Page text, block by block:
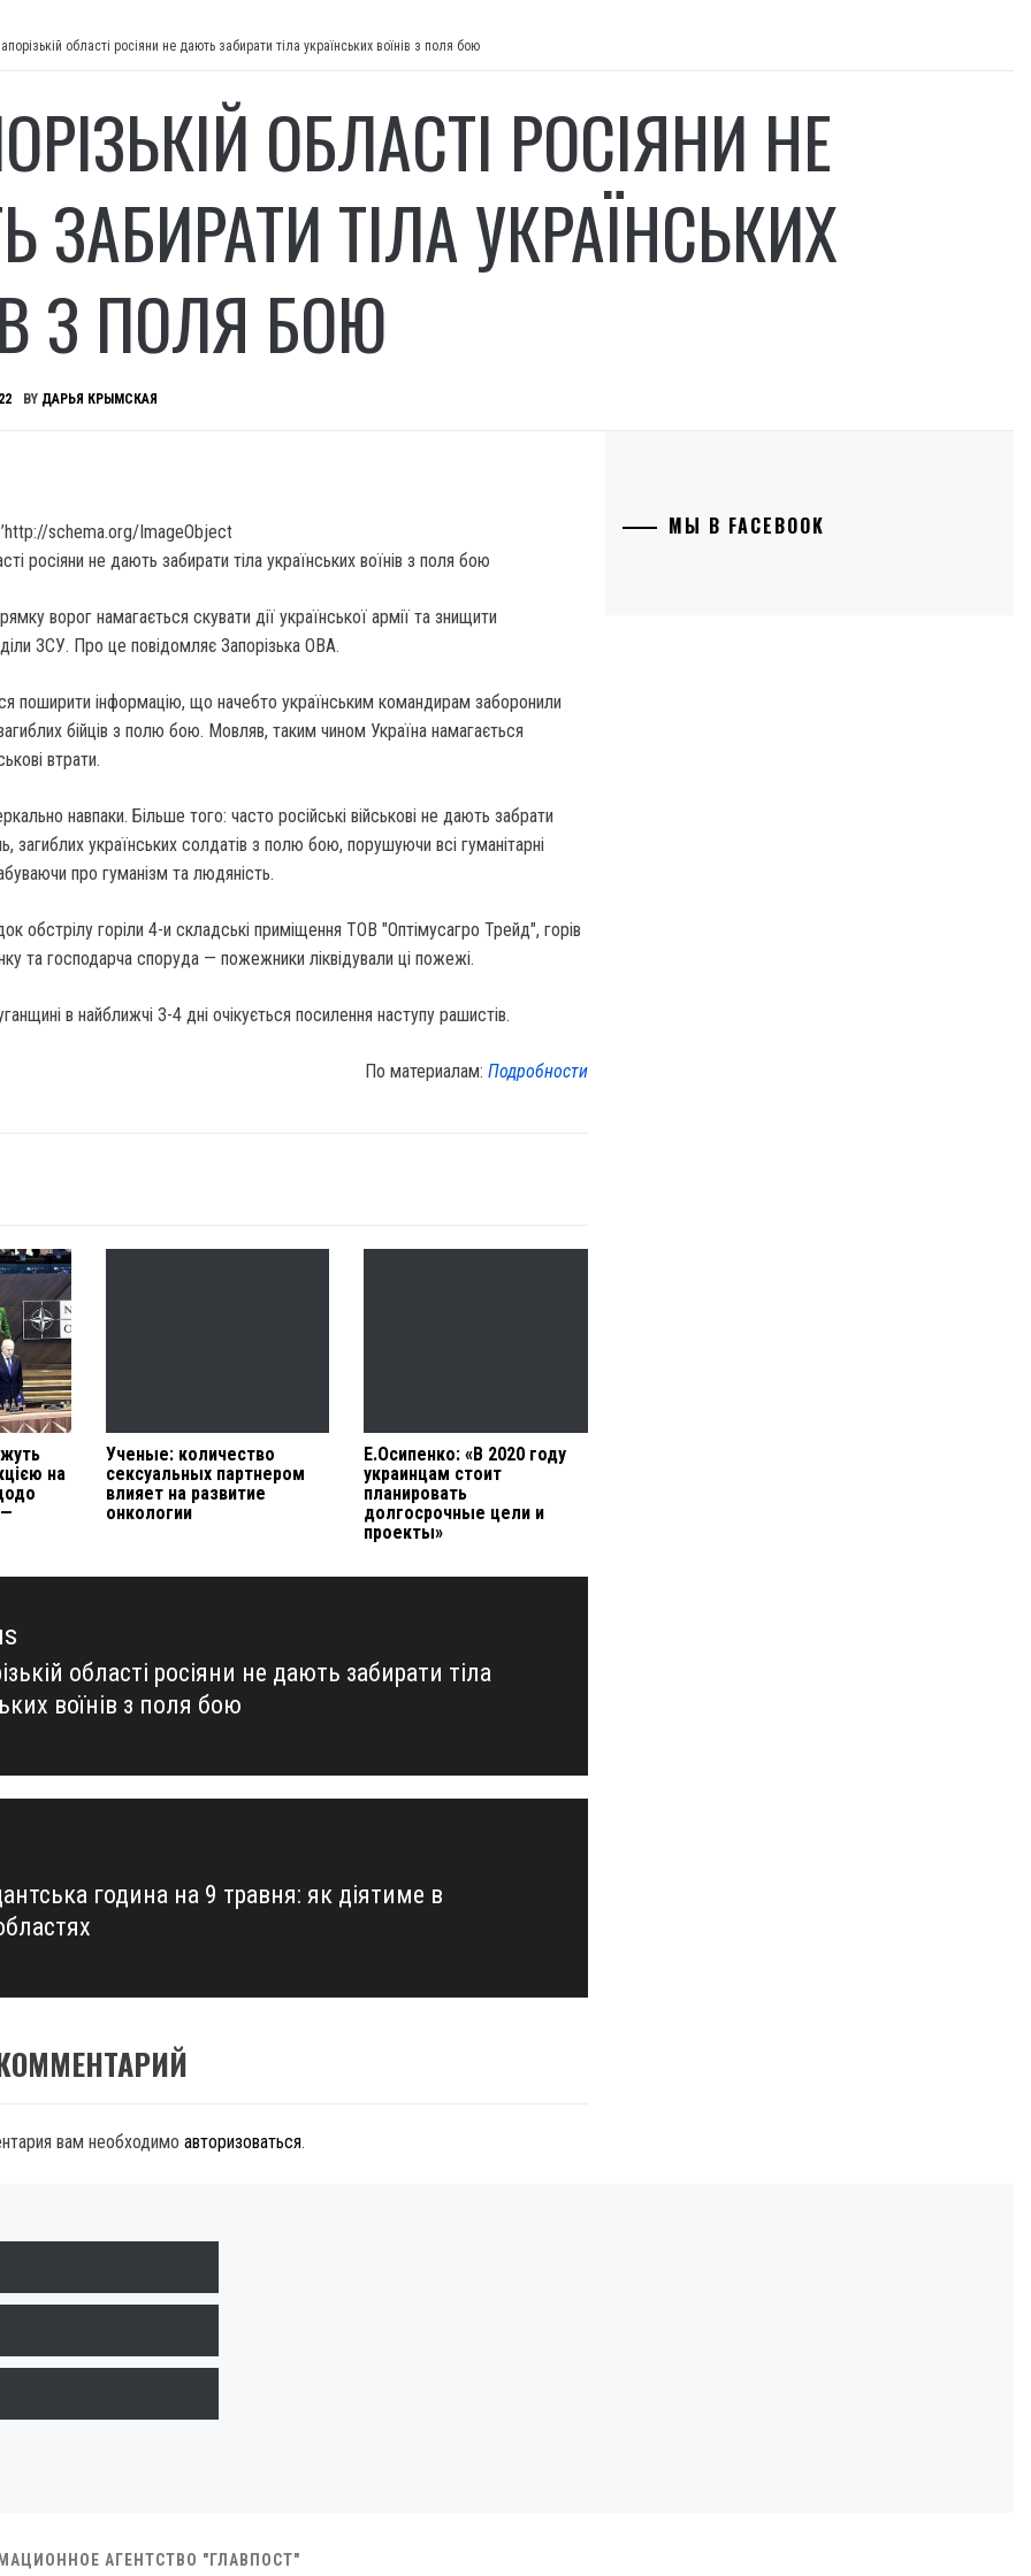
області росіяни не дають забирати тіла українських воїнів з поля бою
ОБЛАСТІ РОСІЯНИ НЕ
ЗАБИРАТИ ТІЛА УКРАЇНСЬКИХ
З ПОЛЯ БОЮ
BY ДАРЬЯ КРЫМСКАЯ
schema.org/ImageObject
ворог намагається скувати дії української армії та знищити
ЗСУ. Про це повідомляє Запорізька ОВА.
поширити інформацію, що начебто українським командирам заборонили
бійців з полю бою. Мовляв, таким чином Україна намагається
втрати.
навпаки. Більше того: часто російські військові не дають забрати
загиблих українських солдатів з полю бою, порушуючи всі гуманітарні
про гуманізм та людяність.
обстрілу горіли 4-и складські приміщення ТОВ "Оптімусагро Трейд", горів
та господарча споруда — пожежники ліквідували ці пожежі.
в найближчі 3-4 дні очікується посилення наступу рашистів.
По материалам:Подробности
на
Ученые: количество
сексуальных партнером
влияет на развитие
онкологии
Е.Осипенко: «В 2020 году
украинцам стоит
планировать
долгосрочные цели и
проекты»
області росіяни не дають забирати тіла
воїнів з поля бою
година на 9 травня: як діятиме в
вам необходимо авторизоваться.
МЫ В FACEBOOK
АГЕНТСТВО "ГЛАВПОСТ"